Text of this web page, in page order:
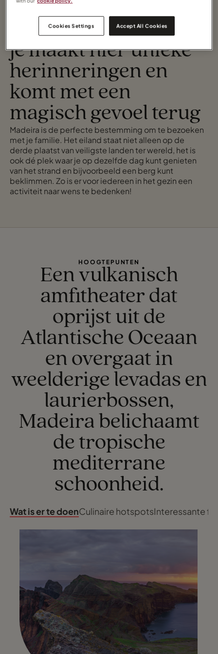
eiland beleef je niet
zomaar een vakantie,
je maakt hier unieke
herinneringen en
komt met een
magisch gevoel terug
Madeira is de perfecte bestemming om te bezoeken
met je familie. Het eiland staat niet alleen op de
derde plaatst van veiligste landen ter wereld, het is
ook dé plek waar je op dezelfde dag kunt genieten
van het strand en bijvoorbeeld een berg kunt
beklimmen. Zo is er voor iedereen in het gezin een
activiteit naar wens te bedenken!
HOOGTEPUNTEN
Een vulkanisch
amfitheater dat
oprijst uit de
Atlantische Oceaan
en overgaat in
weelderige levadas en
laurierbossen,
Madeira belichaamt
de tropische
mediterrane
schoonheid.
Wat is er te doenCulinaire hotspotsInteressante
Cookies Settings Accept All Cookies